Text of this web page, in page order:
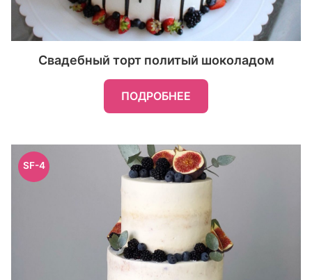
Свадебный торт политый шоколадом
ПОДРОБНЕЕ
SF-4